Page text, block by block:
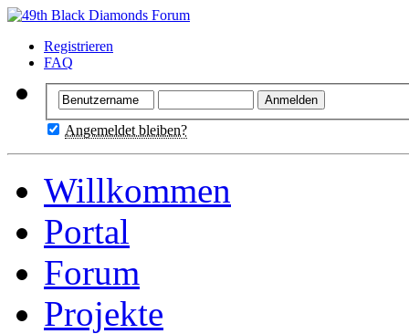
Registrieren
FAQ
Angemeldet bleiben?
Willkommen
Portal
Forum
Projekte